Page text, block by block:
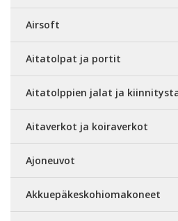
Airsoft
Aitatolpat ja portit
Aitatolppien jalat ja
Aitaverkot ja koiraverkot
Ajoneuvot
Akkuepäkeskohiomakoneet